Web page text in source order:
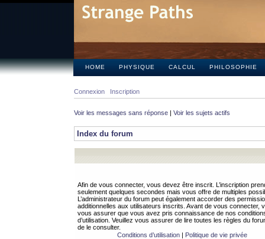
HOME PHYSIQUE CALCUL PHILOSOPHIE
Connexion Inscription
Voir les messages sans réponse | Voir les sujets actifs
Index du forum
Afin de vous connecter, vous devez être inscrit. L’inscription
seulement quelques secondes mais vous offre de multiples
L’administrateur du forum peut également accorder des
additionnelles aux utilisateurs inscrits. Avant de vous connecter,
vous assurer que vous avez pris connaissance de nos
d’utilisation. Veuillez vous assurer de lire toutes les règles du
de le consulter.
Conditions d’utilisation| Politique de vie privée